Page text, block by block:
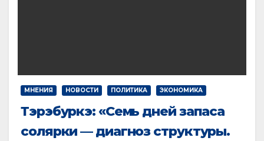
МНЕНИЯ НОВОСТИ ПОЛИТИКА ЭКОНОМИКА
Тэрэбуркэ: «Семь дней запаса
солярки — диагноз структуры.